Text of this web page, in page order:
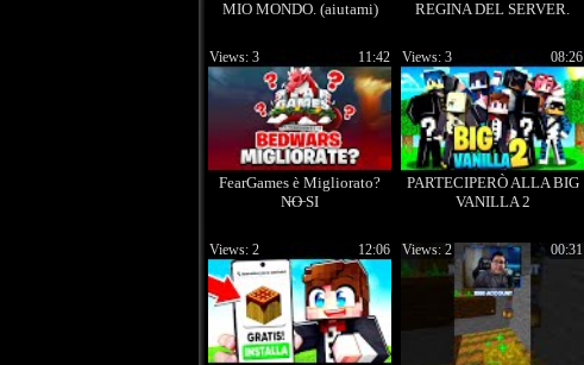
MIO MONDO. (aiutami)
REGINA DEL SERVER.
FearGames è Migliorato?
N̶O̶ SI
11:42
Views: 3
PARTECIPERÒ ALLA BIG
VANILLA 2
08:26
Views: 3
12:06
Views: 2 00:31
Views: 2